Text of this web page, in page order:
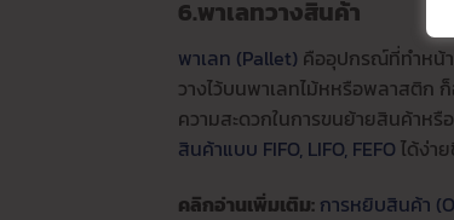
6.พาเลทวางสินค้า
พาเลท (Pallet) คืออุปกรณ์ที่ทำหน้
วางไว้บนพาเลทไม้หหรือพลาสติก
ความสะดวกในการขนย้ายสินค้าห
สินค้าแบบ FIFO, LIFO, FEFO ได้ง่า
คลิกอ่านเพิ่มเติม: การหยิบสินค้า